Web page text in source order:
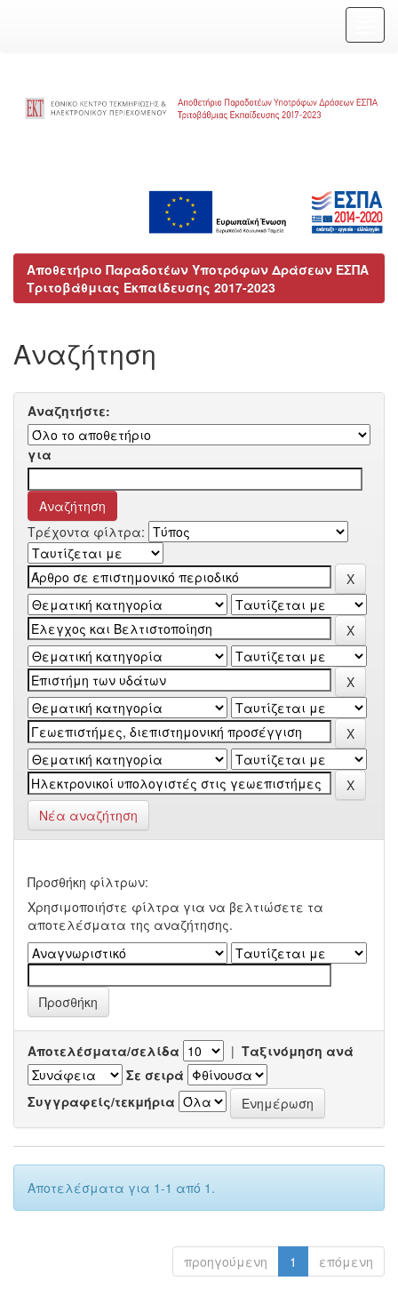
Αποθετήριο Παραδοτέων Υποτρόφων Δράσεων ΕΣΠΑ
Τριτοβάθμιας Εκπαίδευσης 2017-2023
Αναζήτηση
Αναζητήστε:
για
Τρέχοντα φίλτρα:
Νέα αναζήτηση
Προσθήκη φίλτρων:
Χρησιμοποιήστε φίλτρα για να βελτιώσετε τα
αποτελέσματα της αναζήτησης.
Αποτελέσματα/σελίδα | Ταξινόμηση ανά
Σε σειρά
Συγγραφείς/τεκμήρια
Αποτελέσματα για 1-1 από 1.
προηγούμενη 1 επόμενη